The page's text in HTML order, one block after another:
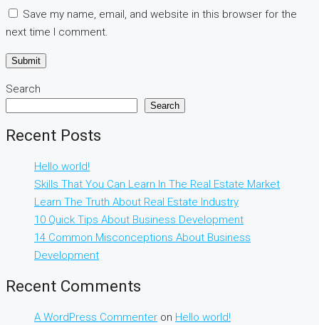
Save my name, email, and website in this browser for the
next time I comment.
Search
Search
Recent Posts
Hello world!
Skills That You Can Learn In The Real Estate Market
Learn The Truth About Real Estate Industry
10 Quick Tips About Business Development
14 Common Misconceptions About Business
Development
Recent Comments
A WordPress Commenter on Hello world!